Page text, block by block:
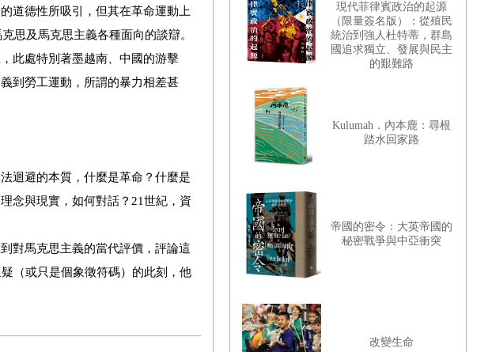
道德性所吸引，但其在革命運動上
思及馬克思主義各種面向的談辯。
此處特別著墨越南、中國的游擊
到勞工運動，所謂的暴力相差甚
迴避的本質，什麼是革命？什麼是
念與現實，如何對話？21世紀，資
對馬克思主義的當代評價，評論這
（或只是個象徵符碼）的此刻，他
現代菲律賓政治的起源
（限量簽名版）：從殖民
統治到強人杜特蒂，群島
國追求獨立、發展與民主
的艱難路
Kulumah．內本鹿：尋根
踏水回家路
帝國的密令：大英帝國的
秘密戰爭與中亞衝突
改變生命